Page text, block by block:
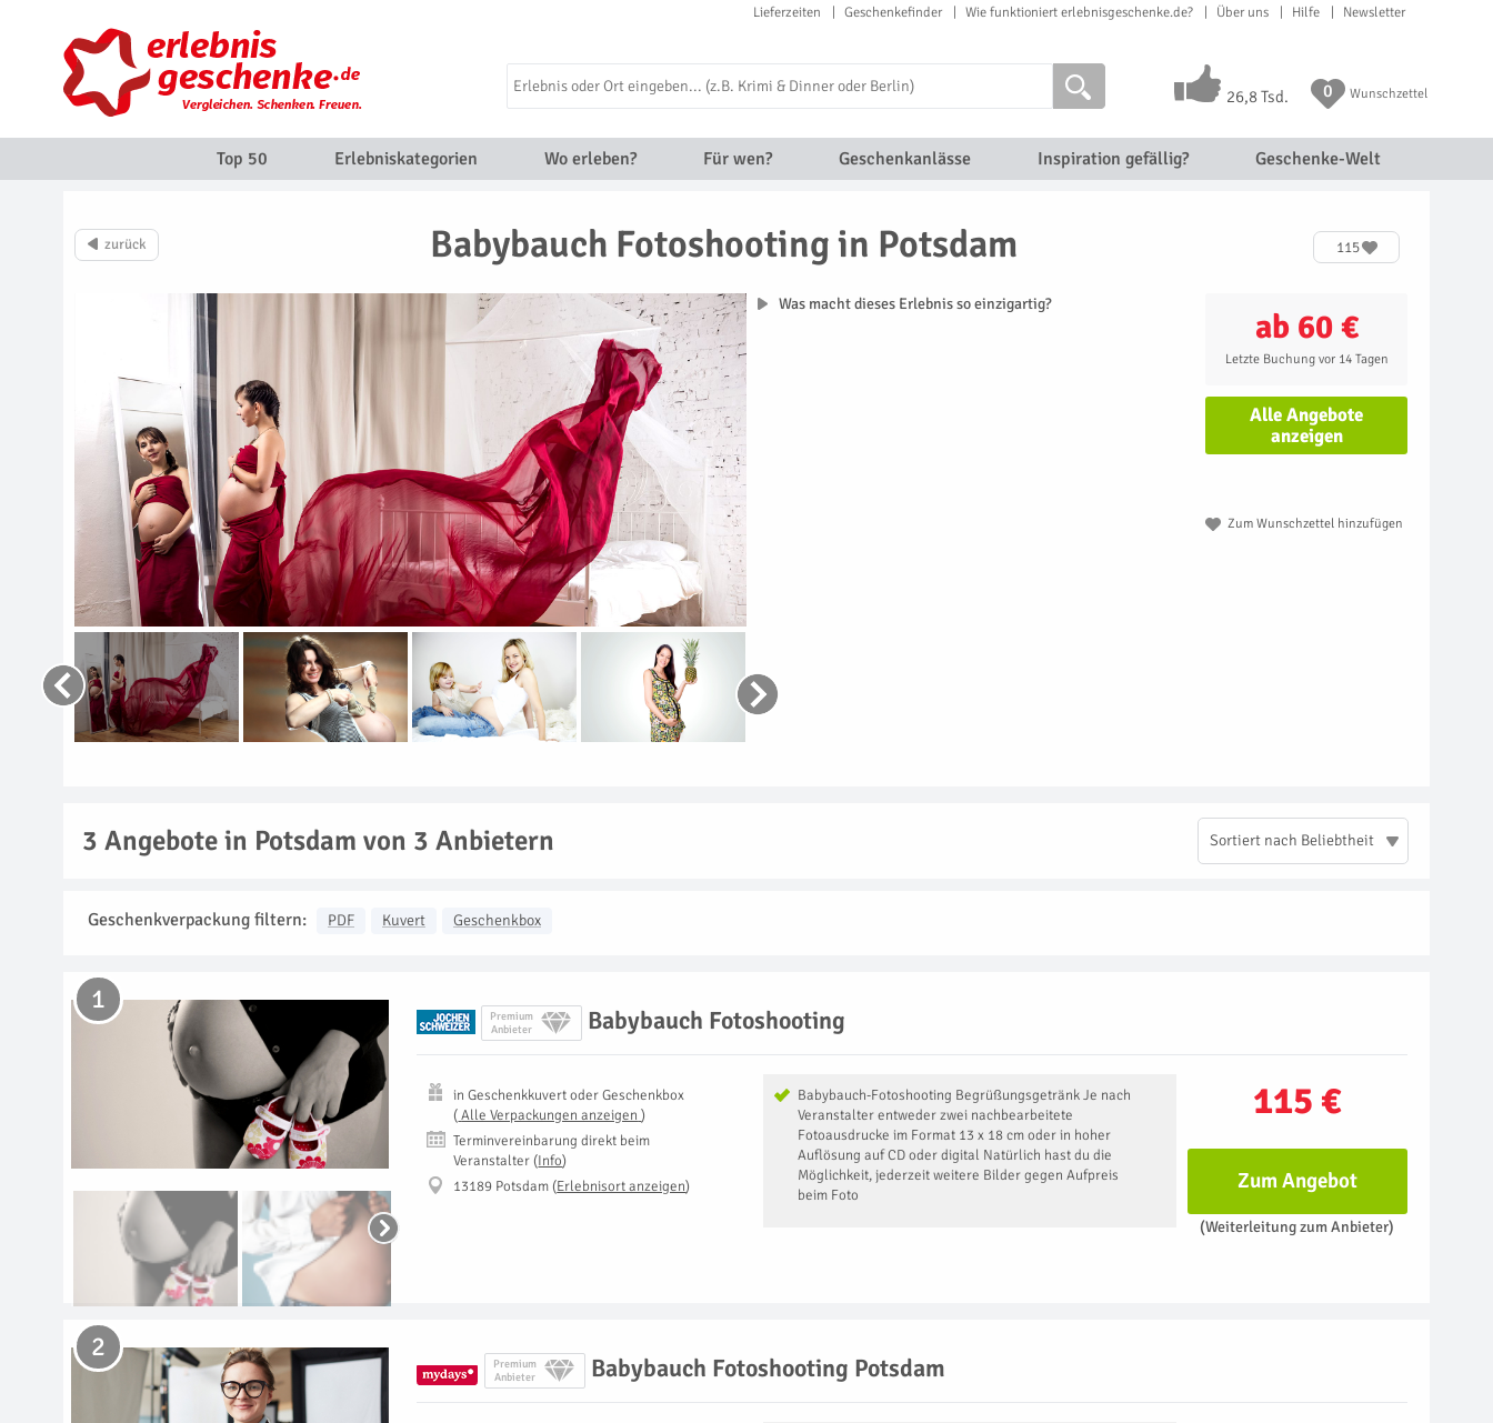
Lieferzeiten Geschenkefinder Wie funktioniert erlebnisgeschenke.de? Über uns Hilfe Newsletter
26,8 Tsd. 0 Wunschzettel
Top 50 Erlebniskategorien Wo erleben? Für wen? Geschenkanlässe Inspiration gefällig? Geschenke-Welt
Babybauch Fotoshooting in Potsdam 115
ab 60 €
Letzte Buchung vor 14 Tagen
Alle Angebote
anzeigen
Zum Wunschzettel hinzufügen
Was macht dieses Erlebnis so einzigartig?
3 Angebote in Potsdam von 3 Anbietern Sortiert nach Beliebtheit
Geschenkverpackung filtern: PDF Kuvert Geschenkbox
Premium
Anbieter
Babybauch Fotoshooting
1
115 €
Babybauch-Fotoshooting Begrüßungsgetränk Je nach
Veranstalter entweder zwei nachbearbeitete
Fotoausdrucke im Format 13 x 18 cm oder in hoher
Auflösung auf CD oder digital Natürlich hast du die
Möglichkeit, jederzeit weitere Bilder gegen Aufpreis
beim Foto
inGeschenkkuvert oder Geschenkbox
( Alle Verpackungen anzeigen )
Terminvereinbarung direkt beim
Veranstalter (Info)
13189 Potsdam (Erlebnisort anzeigen) Zum Angebot
(Weiterleitung zum Anbieter)
Premium
Anbieter
Babybauch Fotoshooting Potsdam
2